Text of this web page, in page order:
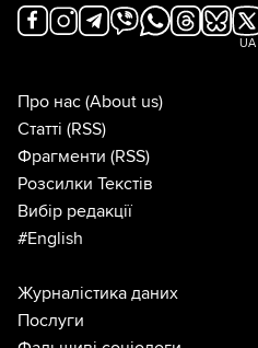
UA
Про нас (About us)
Статті (RSS)
Фрагменти (RSS)
Розсилки Текстів
Вибір редакції
#English
Журналістика даних
Послуги